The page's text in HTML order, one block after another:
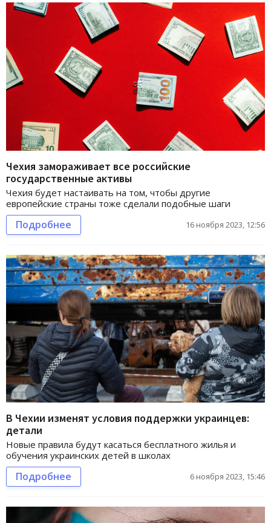
Чехия замораживает все российские
государственные активы
Чехия будет настаивать на том, чтобы другие
европейские страны тоже сделали подобные шаги
Подробнее 16 ноября 2023, 12:56
В Чехии изменят условия поддержки украинцев:
детали
Новые правила будут касаться бесплатного жилья и
обучения украинских детей в школах
Подробнее 6 ноября 2023, 15:46